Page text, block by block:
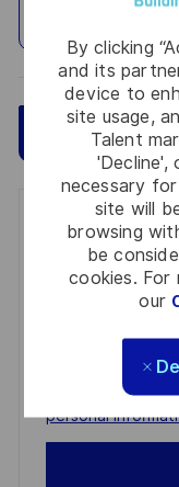
By clicking
and its
device to
site usage,
Talent
'Decline',
necessary
site will
browsing
be
cookies. For
our
Apply Now
Get
You'll receive
Review and
personal